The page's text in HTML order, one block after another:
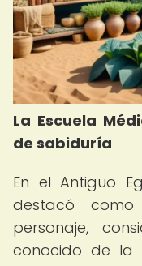
La Escuela
de sabiduría
En el Antiguo
destacó
personaje,
conocido de la